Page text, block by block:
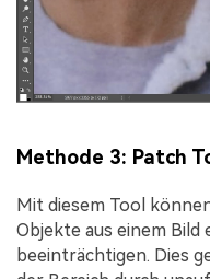
Methode 3: Patch
Mit diesem Tool
Objekte aus einem
beeinträchtigen. Dies